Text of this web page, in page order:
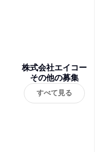
株式会社エイコー
その他の募集
すべて見る